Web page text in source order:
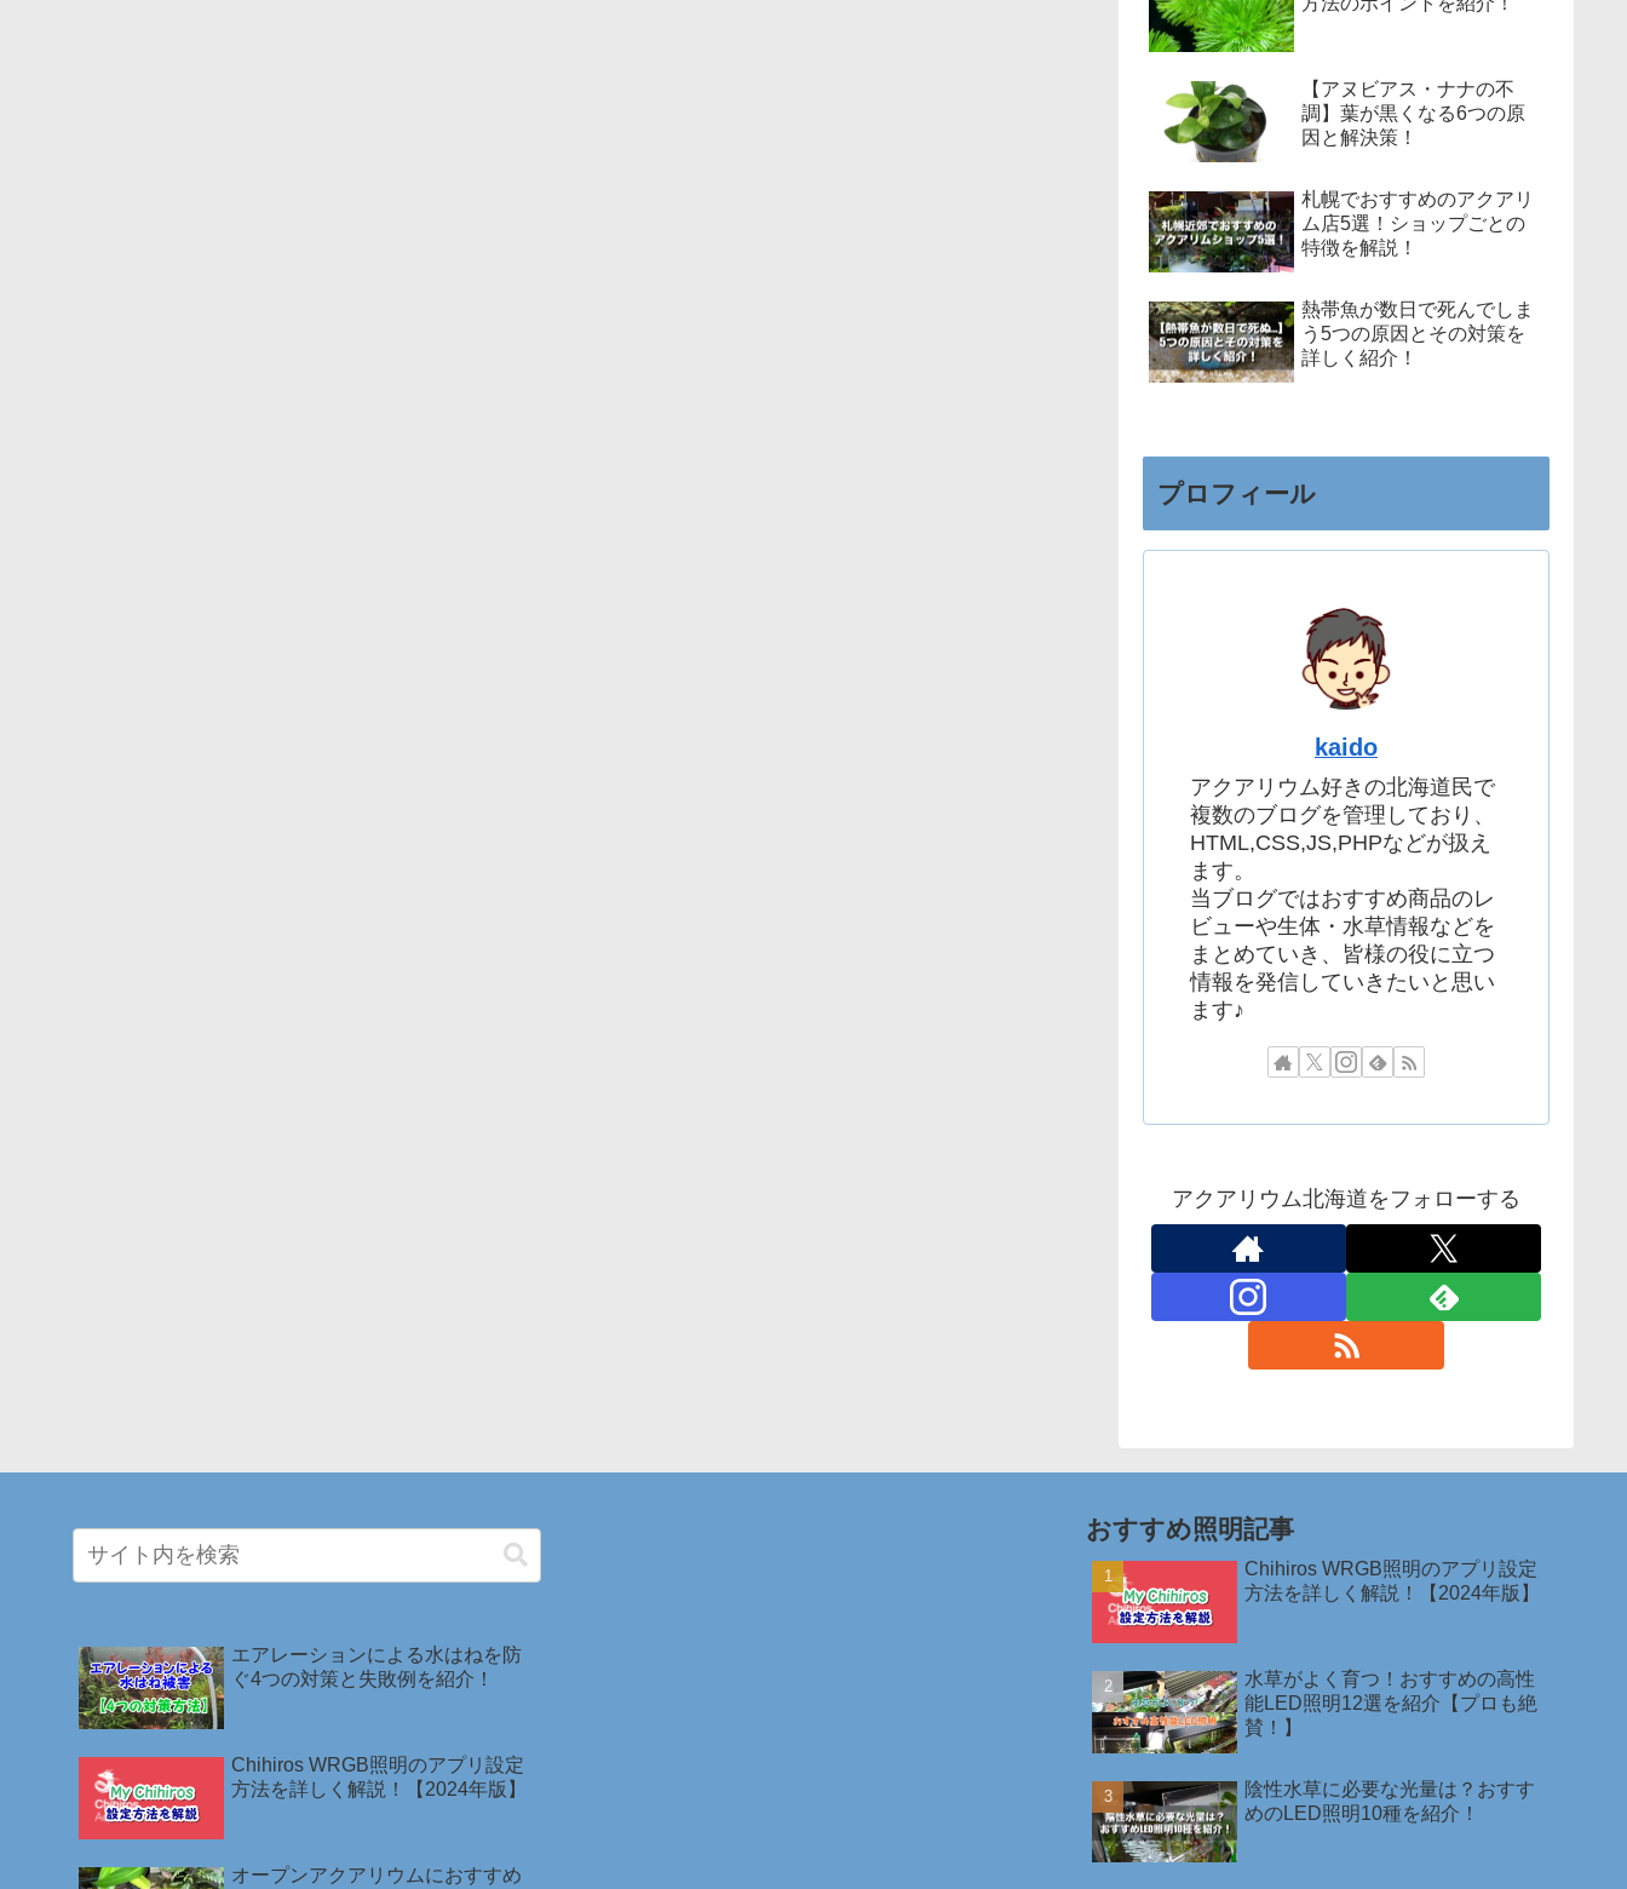
【アヌビアス・ナナの不
調】葉が黒くなる6つの原
因と解決策！
札幌でおすすめのアクアリ
ム店5選！ショップごとの
特徴を解説！
熱帯魚が数日で死んでしま
う5つの原因とその対策を
詳しく紹介！
プロフィール
kaido
アクアリウム好きの北海道民で
複数のブログを管理しており、
HTML,CSS,JS,PHPなどが扱え
ます。
当ブログではおすすめ商品のレ
ビューや生体・水草情報などを
まとめていき、皆様の役に立つ
情報を発信していきたいと思い
ます♪
アクアリウム北海道をフォローする
エアレーションによる水はねを防
ぐ4つの対策と失敗例を紹介！
Chihiros WRGB照明のアプリ設定
方法を詳しく解説！【2024年版】
オープンアクアリウムにおすすめ
おすすめ照明記事
Chihiros WRGB照明のアプリ設定
方法を詳しく解説！【2024年版】
水草がよく育つ！おすすめの高性
能LED照明12選を紹介【プロも絶
賛！】
陰性水草に必要な光量は？おすす
めのLED照明10種を紹介！￼